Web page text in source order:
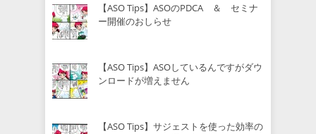
【ASO Tips】ASOのPDCA ＆ セミナ
ー開催のおしらせ
【ASO Tips】ASOしているんですがダウ
ンロードが増えません
【ASO Tips】サジェストを使った効率の